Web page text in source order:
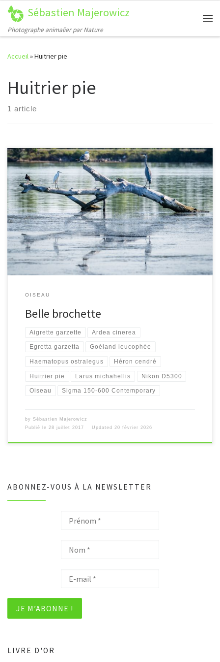
Passer au contenu
Sébastien Majerowicz
Photographe animalier par Nature
Accueil»Huitrier pie
Huitrier pie
1 article
[…]
OISEAU
Belle brochette
Aigrette garzette Ardea cinerea
Egretta garzetta Goéland leucophée
Haematopus ostralegus Héron cendré
Huitrier pie Larus michahellis Nikon D5300
Oiseau Sigma 150-600 Contemporary
by Sébastien Majerowicz
Publié le 28 juillet 2017 Updated 20 février 2026
ABONNEZ-VOUS À LA NEWSLETTER
LIVRE D'OR